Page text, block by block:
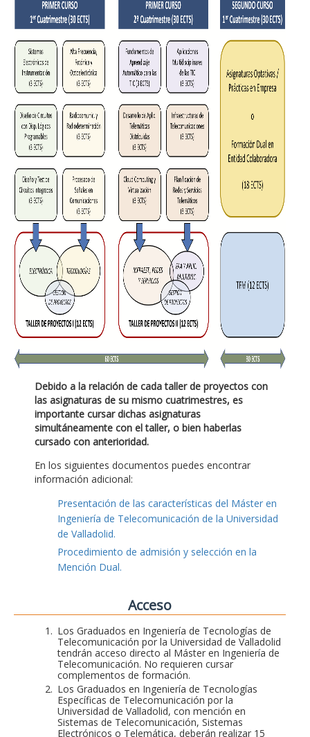
Debido a la relación de cada taller de proyectos con
las asignaturas de su mismo cuatrimestres, es
importante cursar dichas asignaturas
simultáneamente con el taller, o bien haberlas
cursado con anterioridad.
En los siguientes documentos puedes encontrar
información adicional:
Presentación de las características del Máster en
Ingeniería de Telecomunicación de la Universidad
de Valladolid.
Procedimiento de admisión y selección en la
Mención Dual.
Acceso
Los Graduados en Ingeniería de Tecnologías de
Telecomunicación por la Universidad de Valladolid
tendrán acceso directo al Máster en Ingeniería de
Telecomunicación. No requieren cursar
complementos de formación.
Los Graduados en Ingeniería de Tecnologías
Específicas de Telecomunicación por la
Universidad de Valladolid, con mención en
Sistemas de Telecomunicación, Sistemas
Electrónicos o Telemática, deberán realizar 15